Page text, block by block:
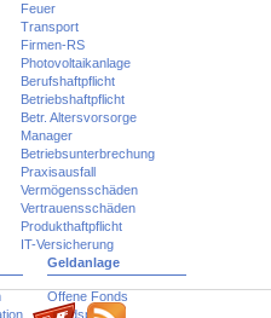
Feuer
Transport
Firmen-RS
Photovoltaikanlage
Berufshaftpflicht
Betriebshaftpflicht
Betr. Altersvorsorge
Manager
Betriebsunterbrechung
Praxisausfall
Vermögensschäden
Vertrauensschäden
Produkthaftpflicht
IT-Versicherung
Geldanlage
Offene Fonds
Fondspolicen